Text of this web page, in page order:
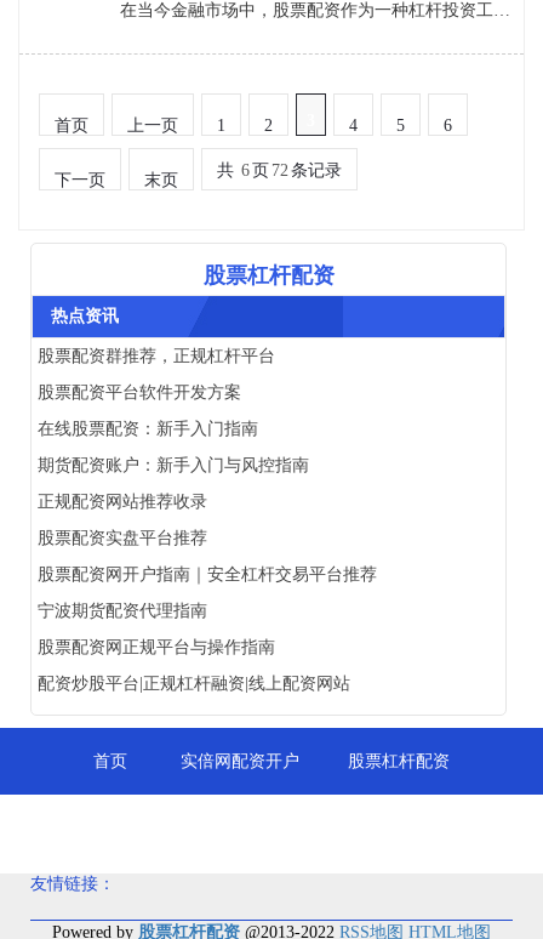
在当今金融市场中，股票配资作为一种杠杆投资工具，正受到越来越多投资者的关注。然而，面对市场上众多的配资平台，如何选择安全、可靠、合规的渠道成为投资者的核心痛点。本文基于“股票配资网大全·精选平台”的核心理念，为您系统梳理配资平台的选择标准与实用建议。 ## 一、股票配资平台的核心选择维度 ### 1. 合规资质 合规是配资平台的底线。投资者应优先选择持有金融监管部门颁发的相关牌照或与正规券商合作的平台。建议通过国家企业信用信息公示系统查询平台运营公司的工商信息，确认其经营范围是否包含“证券投资
首页 上一页 1 2 4 5 6
下一页 末页
共 6页 72条记录
股票杠杆配资
热点资讯
股票配资群推荐，正规杠杆平台
股票配资平台软件开发方案
在线股票配资：新手入门指南
期货配资账户：新手入门与风控指南
正规配资网站推荐收录
股票配资实盘平台推荐
股票配资网开户指南｜安全杠杆交易平台推荐
宁波期货配资代理指南
股票配资网正规平台与操作指南
配资炒股平台|正规杠杆融资|线上配资网站
首页 实倍网配资开户 股票杠杆配资
友情链接：
Powered by 股票杠杆配资 @2013-2022 RSS地图 HTML地图